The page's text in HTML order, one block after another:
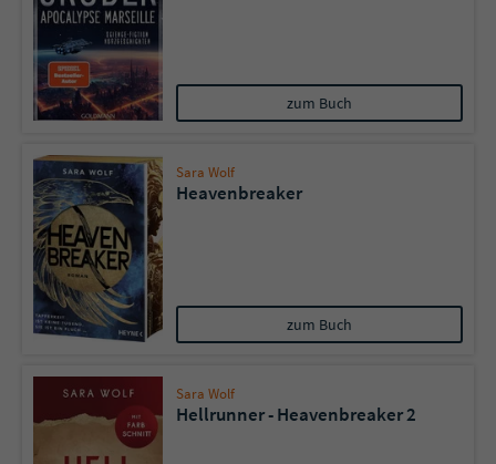
zum Buch
Sara Wolf
Heavenbreaker
zum Buch
Sara Wolf
Hellrunner - Heavenbreaker 2